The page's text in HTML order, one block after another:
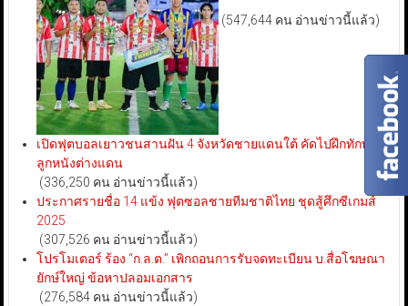
(547,644 คน อ่านข่าวนี้แล้ว)
เปิดฟุตบอลเยาวชนสานฝัน 4 จังหวัดชายแดนใต้ คัดไปฝึกทักษะ
ลูกหนังต่างแดน
(336,250 คน อ่านข่าวนี้แล้ว)
ประกาศรายชื่อ 14 แข้ง ฟุตซอลชายทีมชาติไทย ชุดสู้ศึกซีเกมส์
2025
(307,526 คน อ่านข่าวนี้แล้ว)
โปรโมเตอร์ ร้อง “ก.ล.ต.” เพิกถอนการรับจดทะเบียน บ.สื่อโฆษณา
ยักษ์ใหญ่ ข้อหาปลอมเอกสาร
(276,584 คน อ่านข่าวนี้แล้ว)